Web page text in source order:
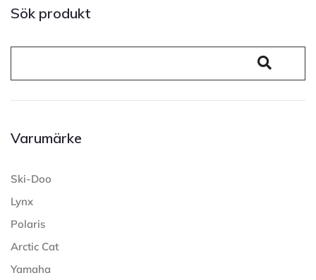
Sök produkt
Varumärke
Ski-Doo
Lynx
Polaris
Arctic Cat
Yamaha